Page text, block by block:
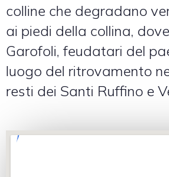
colline che degradano
ai piedi della collina,
Garofoli, feudatari del
luogo del ritrovamento
resti dei Santi Ruffino e